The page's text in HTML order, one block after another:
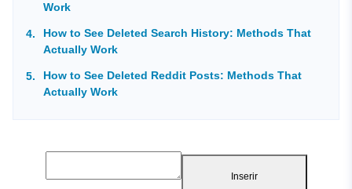
Work
How to See Deleted Search History: Methods That
Actually Work
How to See Deleted Reddit Posts: Methods That
Actually Work
Inserir